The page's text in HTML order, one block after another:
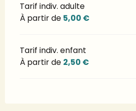
Tarif indiv. adulte
À partir de 5,00 €
Tarif indiv. enfant
À partir de 2,50 €